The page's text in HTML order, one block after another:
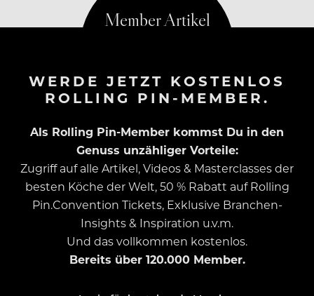
WERDE JETZT KOSTENLOS
ROLLING PIN-MEMBER.
Als Rolling Pin-Member kommst Du in den
Genuss unzähliger Vorteile:
Zugriff auf alle Artikel, Videos & Masterclasses der
besten Köche der Welt, 50 % Rabatt auf Rolling
Pin.Convention Tickets, Exklusive Branchen-
Insights & Inspiration u.v.m.
Und das vollkommen kostenlos.
Bereits über 120.000 Member.